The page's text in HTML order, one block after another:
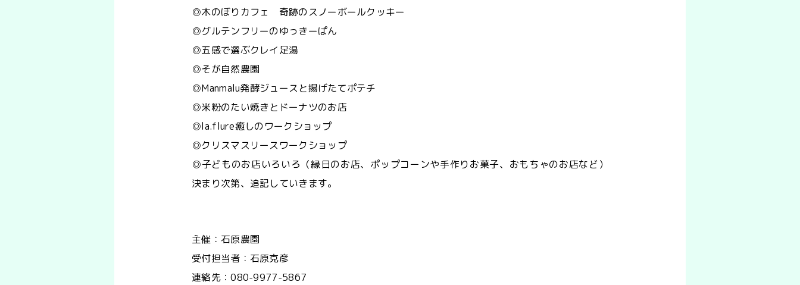
◎木のぼりカフェ 奇跡のスノーボールクッキー
◎グルテンフリーのゆっきーぱん
◎五感で選ぶクレイ足湯
◎そが自然農園
◎Manmalu発酵ジュースと揚げたてポテチ
◎米粉のたい焼きとドーナツのお店
◎la.flure癒しのワークショップ
◎クリスマスリースワークショップ
◎子どものお店いろいろ（縁日のお店、ポップコーンや手作りお菓子、おもちゃのお店など）
決まり次第、追記していきます。
主催：石原農園
受付担当者：石原克彦
連絡先：080-9977-5867